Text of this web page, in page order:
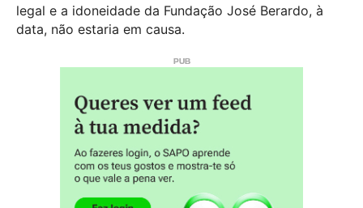
legal e a idoneidade da Fundação José Berardo, à
data, não estaria em causa.